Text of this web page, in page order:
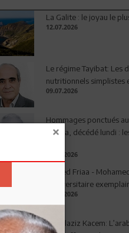
La Galite : le joyau le
12.07.2026
Le régime Tayibat: Les
nutritionnels simplistes
09.07.2026
Hommages ponctués
Amara, décédé lundi :
03.08.2026
Ahmed Friaa -
l’Universitaire
04.08.2026
Abdelaziz Kacem: